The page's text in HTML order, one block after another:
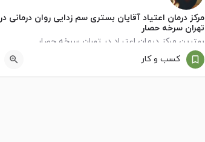
مرکز درمان اعتیاد آقایان بستری سم زدایی روان درمانی در
تهران سرخه حصار
بهترین مرکز درمان اعتیاد در تهران سرخه حصار
09924839873
کسب و کار